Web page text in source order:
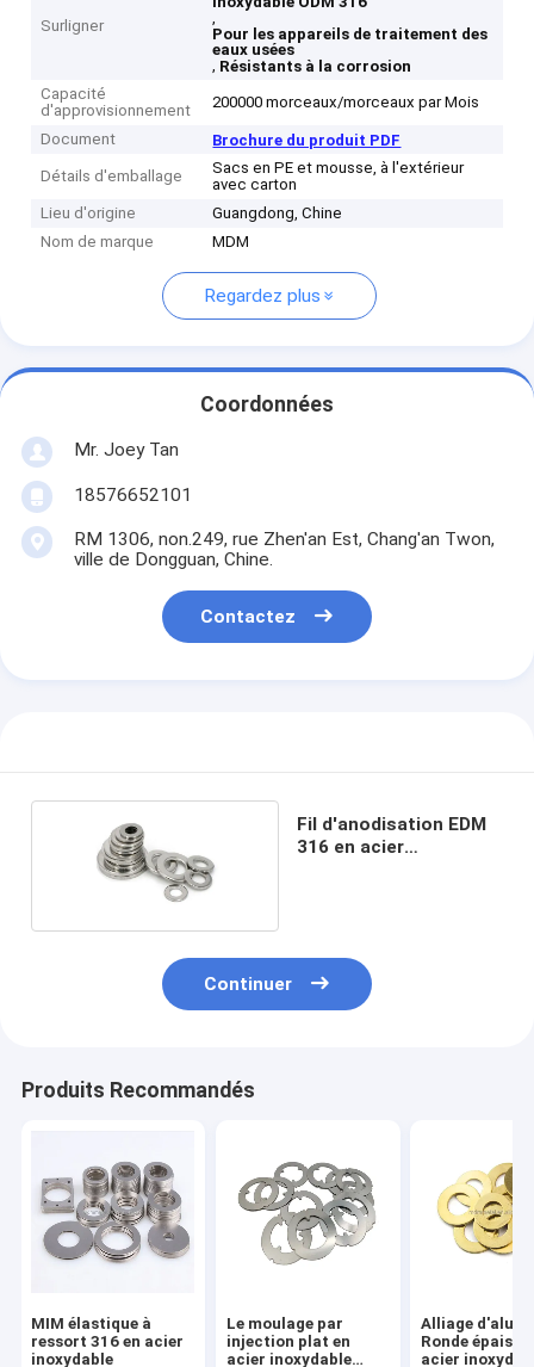
Surligner
,
Pour les appareils de traitement des
eaux usées
, Résistants à la corrosion
Capacité
d'approvisionnement
200000 morceaux/morceaux par Mois
Document
Brochure du produit PDF
Détails d'emballage
Sacs en PE et mousse, à l'extérieur
avec carton
Lieu d'origine
Guangdong, Chine
Nom de marque
MDM
Regardez plus
Coordonnées
Mr. Joey Tan
18576652101
RM 1306, non.249, rue Zhen'an Est, Chang'an Twon,
ville de Dongguan, Chine.
Contactez
Fil d'anodisation EDM
316 en acier
Continuer
Produits Recommandés
MIM élastique à
ressort 316 en acier
inoxydable
Le moulage par
injection plat en
acier inoxydable
Alliage
Ronde épaisse
acier